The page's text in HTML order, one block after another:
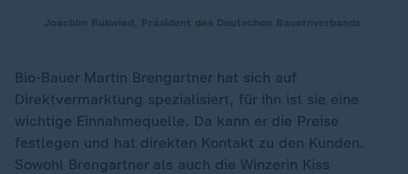
Bio-Bauer Martin Brengartner hat sich auf
Direktvermarktung spezialisiert, für ihn ist sie eine
wichtige Einnahmequelle. Da kann er die Preise
festlegen und hat direkten Kontakt zu den Kunden.
Sowohl Brengartner als auch die Winzerin Kiss